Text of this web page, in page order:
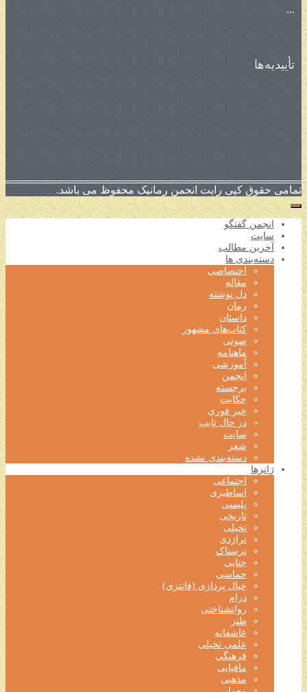
...
تأییدیه‌ها
تمامی حقوق کپی رایت انجمن رمانیک محفوظ می باشد.
انجمن گفتگو
سایت
آخرین مطالب
دسته‌بندی ها
اختصاصی
مقاله
دل نوشته
رمان
داستان
کتاب‌های مشهور
صوتی
ماهنامه
آموزشی
انجمن
برجسته
حکایت
خبر فوری
در حال تایپ
سایت
شعر
دسته‌بندی نشده
ژانرها
اجتماعی
اساطیری
پلیسی
تاریخی
تخیلی
تراژدی
ترسناک
جنایی
حماسی
خیال پردازی (فانتزی)
درام
روانشناختی
طنز
عاشقانه
علمی تخیلی
فرهنگی
مافیایی
مذهبی